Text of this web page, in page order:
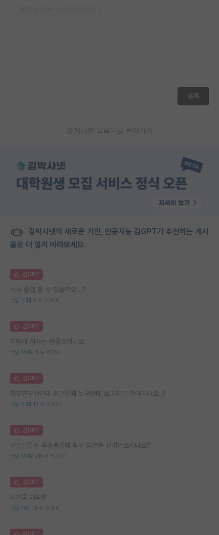
등록
게시판 목록으로 돌아가기
김박사넷의 새로운 거인, 인공지능 김GPT가 추천하는 게시
물로 더 멀리 바라보세요.
김GPT
석사 졸업 할 수 있을까요...?
7 7 2769
김GPT
지방대 석사는 안좋으려나요
15 6 6167
김GPT
학부연구생인데 퇴근할때 누구한테 보고하고 가야되나요..?
5 14 5447
김GPT
교수님들이 학생뽑을때 학교 입결은 신경안쓰시나요?
10 28 5737
김GPT
지거국 대학원
1 13 5108